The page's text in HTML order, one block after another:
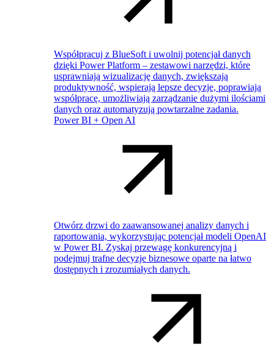
Współpracuj z BlueSoft i uwolnij potencjał danych
dzięki Power Platform – zestawowi narzędzi, które
usprawniają wizualizację danych, zwiększają
produktywność, wspierają lepsze decyzje, poprawiają
współpracę, umożliwiają zarządzanie dużymi ilościami
danych oraz automatyzują powtarzalne zadania.
Power BI + Open AI
Otwórz drzwi do zaawansowanej analizy danych i
raportowania, wykorzystując potencjał modeli OpenAI
w Power BI. Zyskaj przewagę konkurencyjną i
podejmuj trafne decyzje biznesowe oparte na łatwo
dostępnych i zrozumiałych danych.